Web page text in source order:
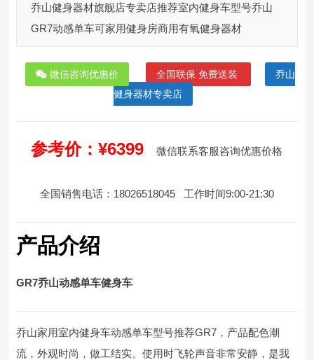
乔山健身器材旗舰店专卖店推荐室内健身车型号乔山
GR7动感单车可家用健身房商用有氧健身器材
微信咨询优惠价 全国联保 免费送装
乔山
健身器材专卖店
参考价：¥6399 微信联系客服咨询优惠价格
全国销售电话：18026518045 工作时间9:00-21:30
产品介绍
GR7乔山动感单车健身车
乔山家用室内健身车动感单车型号推荐GR7，产品配色潮
流，外观时尚，做工结实。使用时飞轮声音非常安静，是我